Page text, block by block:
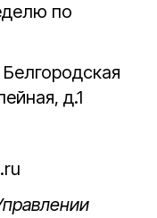
по
д.1